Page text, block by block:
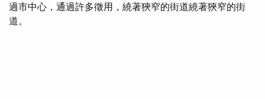
過市中心，通過許多徵用，繞著狹窄的街道繞著狹窄的街
道。